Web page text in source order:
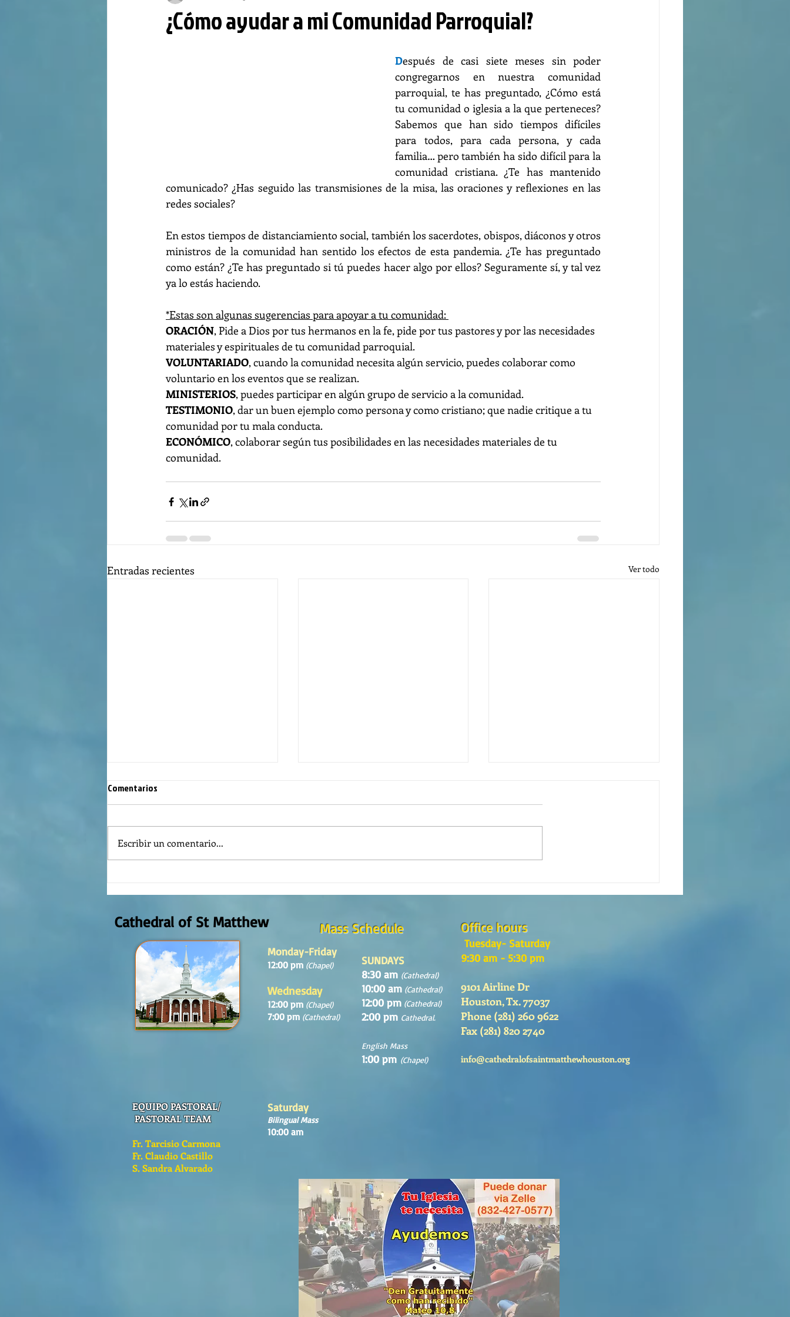
¿Cómo ayudar a mi Comunidad Parroquial?
Después de casi siete meses sin poder
congregarnos en nuestra comunidad
parroquial, te has preguntado, ¿Cómo está
tu comunidad o iglesia a la que perteneces?
Sabemos que han sido tiempos difíciles
para todos, para cada persona, y cada
familia… pero también ha sido difícil para la
comunidad cristiana. ¿Te has mantenido
comunicado? ¿Has seguido las transmisiones de la misa, las oraciones y reflexiones en las
redes sociales?
En estos tiempos de distanciamiento social, también los sacerdotes, obispos, diáconos y otros
ministros de la comunidad han sentido los efectos de esta pandemia. ¿Te has preguntado
como están? ¿Te has preguntado si tú puedes hacer algo por ellos? Seguramente sí, y tal vez
ya lo estás haciendo.
*Estas son algunas sugerencias para apoyar a tu comunidad:
ORACIÓN, Pide a Dios por tus hermanos en la fe, pide por tus pastores y por las necesidades
materiales y espirituales de tu comunidad parroquial.
VOLUNTARIADO, cuando la comunidad necesita algún servicio, puedes colaborar como
voluntario en los eventos que se realizan.
MINISTERIOS, puedes participar en algún grupo de servicio a la comunidad.
TESTIMONIO, dar un buen ejemplo como persona y como cristiano; que nadie critique a tu
comunidad por tu mala conducta.
ECONÓMICO, colaborar según tus posibilidades en las necesidades materiales de tu
comunidad.
Entradas recientes Ver todo
Domingo Agosto 9, 2026
Sunday August, 9th, 2026
Comentarios
Escribir un comentario...
Cathedral of St Matthew Mass Schedule
Monday-Friday
12:00 pm (Chapel)
Wednesday
12:00 pm (Chapel)
7:00 pm (Cathedral)
SUNDAYS
8:30 am (Cathedral)
10:00 am (Cathedral)
12:00 pm (Cathedral)
2:00 pm Cathedral.
English Mass
1:00 pm (Chapel)
Office hours
Tuesday- Saturday
9:30 am - 5:30 pm
9101 Airline Dr
Houston, Tx. 77037
Phone (281) 260 9622
Fax (281) 820 2740
info@cathedralofsaintmatthewhouston.org
EQUIPO PASTORAL/
PASTORAL TEAM
Fr. Tarcisio Carmona
Fr. Claudio Castillo
S. Sandra Alvarado
Saturday
Bilingual Mass
10:00 am